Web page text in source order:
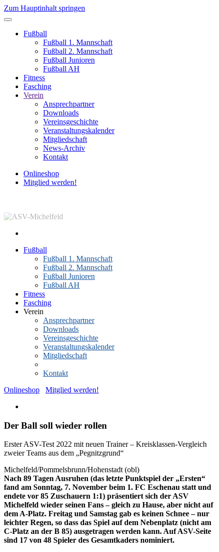
Zum Hauptinhalt springen
Fußball
Fußball 1. Mannschaft
Fußball 2. Mannschaft
Fußball Junioren
Fußball AH
Fitness
Fasching
Verein
Ansprechpartner
Downloads
Vereinsgeschichte
Veranstaltungskalender
Mitgliedschaft
News-Archiv
Kontakt
Onlineshop
Mitglied werden!
Fußball
Fußball 1. Mannschaft
Fußball 2. Mannschaft
Fußball Junioren
Fußball AH
Fitness
Fasching
Verein
Ansprechpartner
Downloads
Vereinsgeschichte
Veranstaltungskalender
Mitgliedschaft
Kontakt
Onlineshop
Mitglied werden!
Der Ball soll wieder rollen
Erster ASV-Test 2022 mit neuen Trainer – Kreisklassen-Vergleich
zweier Teams aus dem „Pegnitzgrund“
Michelfeld/Pommelsbrunn/Hohenstadt (obl)
Nach 89 Tagen Ausruhen (das letzte Punktspiel der „Ersten“
fand am Sonntag, 7. November beim 1. FC Eschenau statt und
endete vor 85 Zuschauern 1:1) präsentiert sich der ASV
Michelfeld wieder seinen Fans – gleich zu Hause, aber nicht auf
dem A-Platz. Freitag und Samstag gab es keinen Schnee – nur
leichter Regen, so dass das Spiel auf dem Nebenplatz (nicht am
C-Platz an der B 85) ausgetragen werden kann. Auf ASV-Seite
sind 17 von 48 Spieler des Gesamtkaders nominiert.